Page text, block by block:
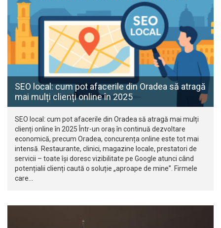
SEO local: cum pot afacerile din Oradea să atragă
mai mulți clienți online în 2025
SEO local: cum pot afacerile din Oradea să atragă mai mulți
clienți online în 2025 Într-un oraș în continuă dezvoltare
economică, precum Oradea, concurența online este tot mai
intensă. Restaurante, clinici, magazine locale, prestatori de
servicii – toate își doresc vizibilitate pe Google atunci când
potențialii clienți caută o soluție „aproape de mine”. Firmele
care…